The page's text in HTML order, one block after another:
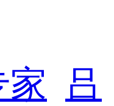
家
吕